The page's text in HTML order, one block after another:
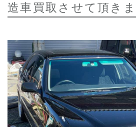
造車買取させて頂きま